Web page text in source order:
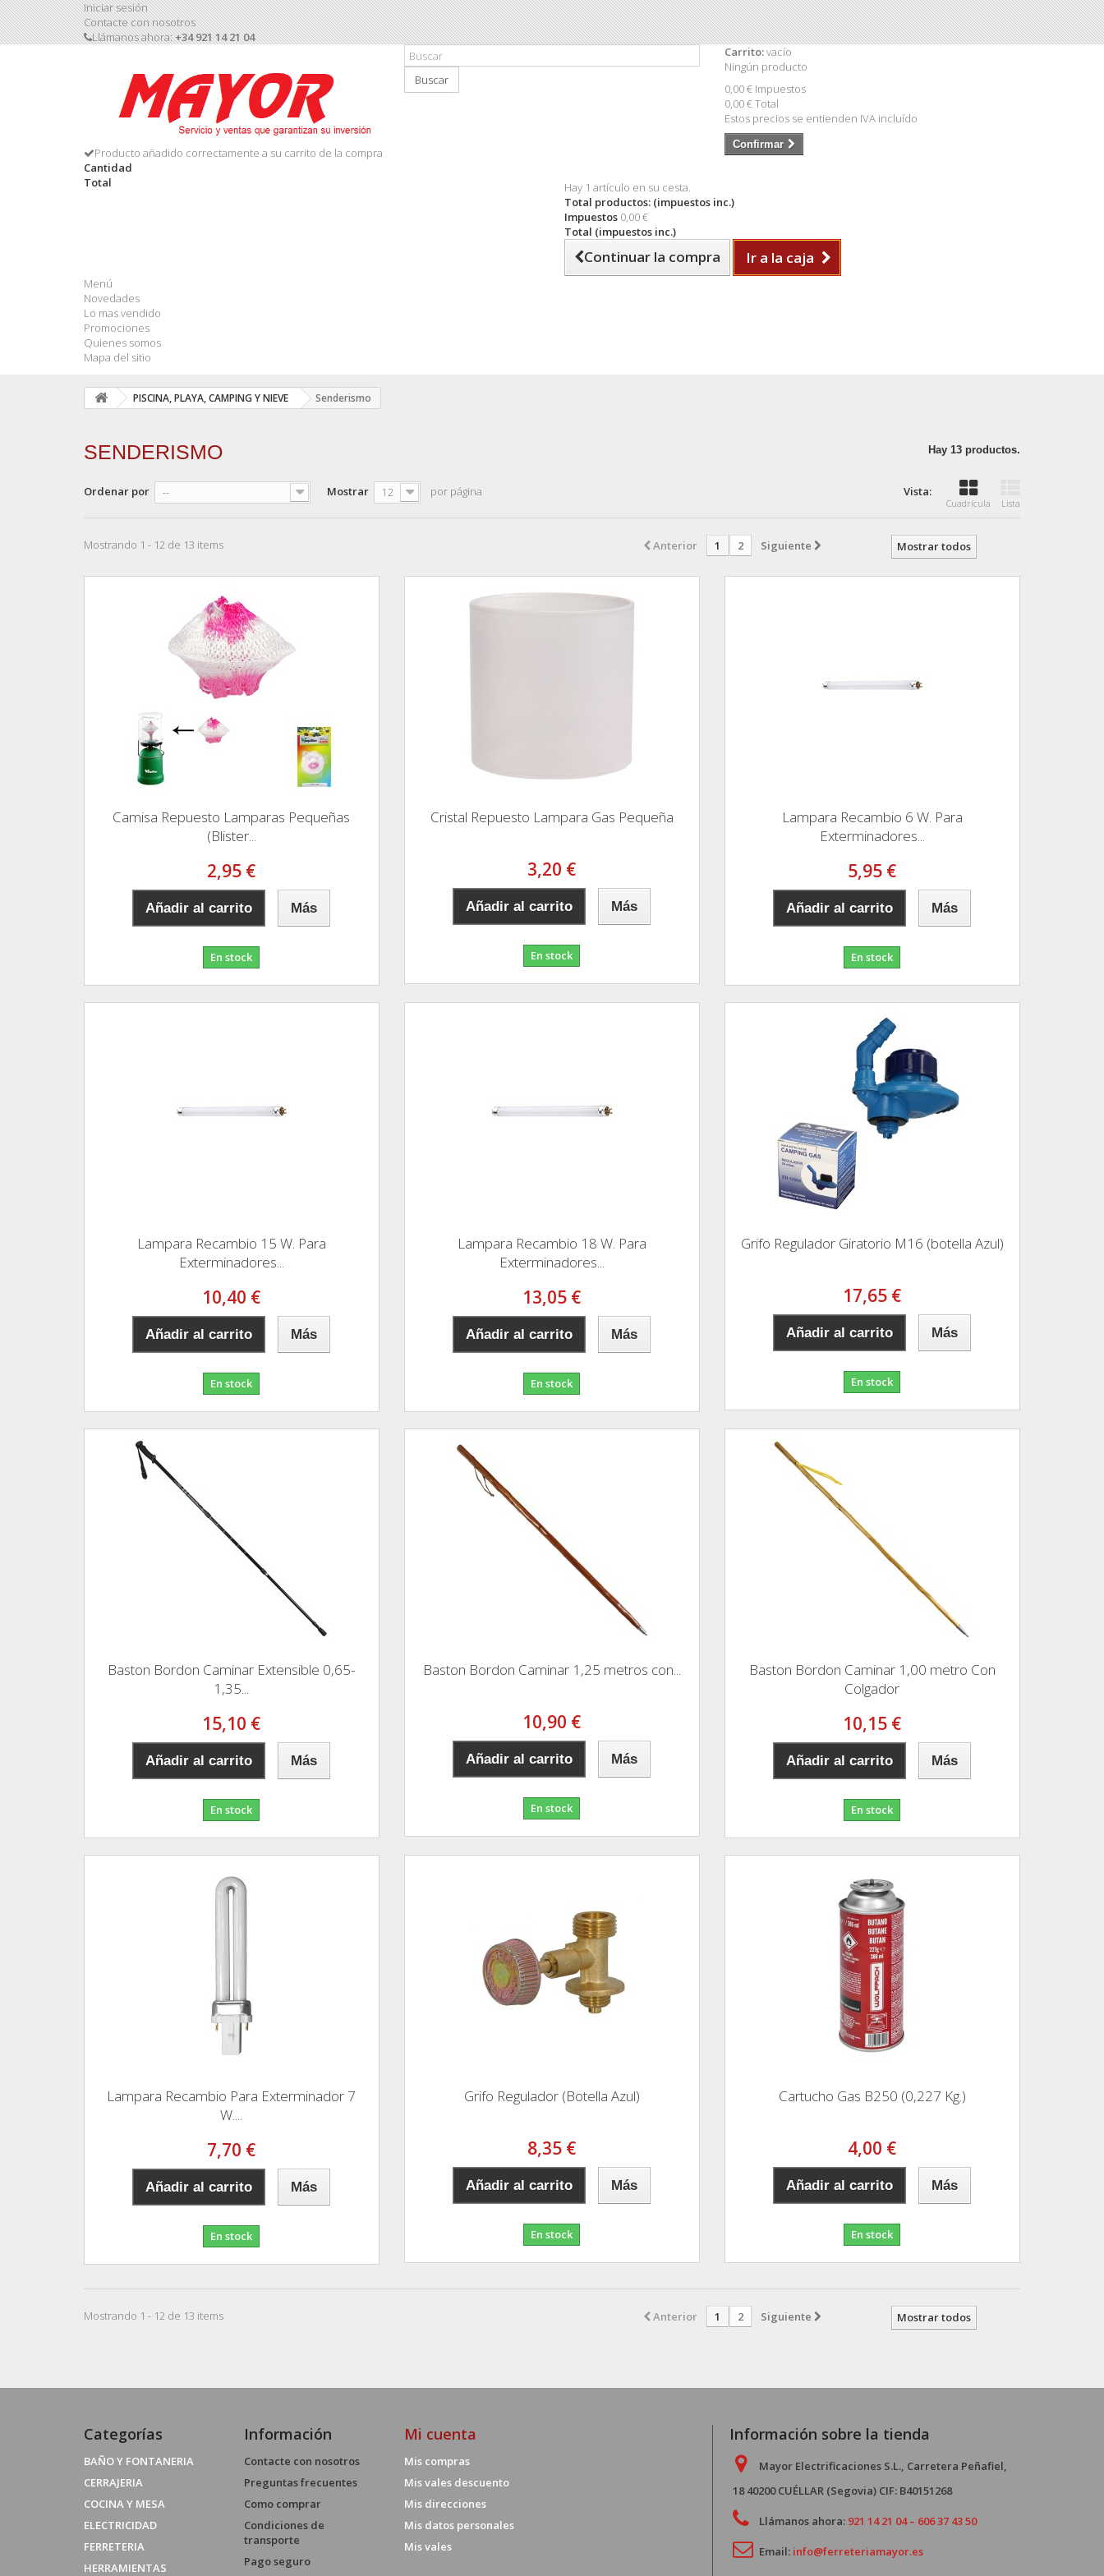
Iniciar sesión
Contacte con nosotros
Llámanos ahora:+34 921 14 21 04
Buscar
Carrito:vacío
Ningún producto
0,00 € Impuestos
0,00 €Total
Estos precios se entienden IVA incluído
Confirmar
Producto añadido correctamente a su carrito de la compra
Cantidad
Total
Hay 1 artículo en su cesta.
Total productos: (impuestos inc.)
Impuestos 0,00 €
Total (impuestos inc.)
Continuar la compra Ir a la caja
Menú
Novedades
Lo mas vendido
Promociones
Quienes somos
Mapa del sitio
PISCINA, PLAYA, CAMPING Y NIEVE Senderismo
SENDERISMO Hay 13 productos.
Vista:
Cuadrícula Lista
Ordenar por -- Mostrar 12 por página
Mostrar todos
Anterior 1 2 Siguiente
Mostrando 1 - 12 de 13 items
Camisa Repuesto Lamparas Pequeñas
(Blister...
2,95 €
Añadir al carrito Más
En stock
Cristal Repuesto Lampara Gas Pequeña
3,20 €
Añadir al carrito Más
En stock
Lampara Recambio 6 W. Para
Exterminadores...
5,95 €
Añadir al carrito Más
En stock
Lampara Recambio 15 W. Para
Exterminadores...
10,40 €
Añadir al carrito Más
En stock
Lampara Recambio 18 W. Para
Exterminadores...
13,05 €
Añadir al carrito Más
En stock
Grifo Regulador Giratorio M16 (botella Azul)
17,65 €
Añadir al carrito Más
En stock
Baston Bordon Caminar Extensible 0,65-
1,35...
15,10 €
Añadir al carrito Más
En stock
Baston Bordon Caminar 1,25 metros con...
10,90 €
Añadir al carrito Más
En stock
Baston Bordon Caminar 1,00 metro Con
Colgador
10,15 €
Añadir al carrito Más
En stock
Lampara Recambio Para Exterminador 7
W....
7,70 €
Añadir al carrito Más
En stock
Grifo Regulador (Botella Azul)
8,35 €
Añadir al carrito Más
En stock
Cartucho Gas B250 (0,227 Kg.)
4,00 €
Añadir al carrito Más
En stock
Mostrar todos
Anterior 1 2 Siguiente
Mostrando 1 - 12 de 13 items
Categorías
BAÑO Y FONTANERIA
CERRAJERIA
COCINA Y MESA
ELECTRICIDAD
FERRETERIA
HERRAMIENTAS
Información
Contacte con nosotros
Preguntas frecuentes
Como comprar
Condiciones de
transporte
Pago seguro
Mi cuenta
Mis compras
Mis vales descuento
Mis direcciones
Mis datos personales
Mis vales
Información sobre la tienda
Mayor Electrificaciones S.L., Carretera Peñafiel,
18 40200 CUÉLLAR (Segovia) CIF: B40151268
Llámanos ahora: 921 14 21 04 – 606 37 43 50
Email: info@ferreteriamayor.es